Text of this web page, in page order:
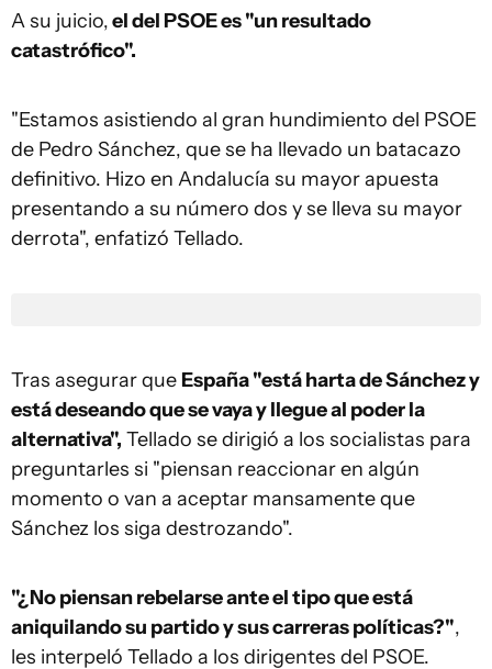
A su juicio,el del PSOE es "un resultado
catastrófico".
"Estamos asistiendo al gran hundimiento del PSOE
de Pedro Sánchez, que se ha llevado un batacazo
definitivo. Hizo en Andalucía su mayor apuesta
presentando a su número dos y se lleva su mayor
derrota", enfatizó Tellado.
Tras asegurar que España "está harta de Sánchez y
está deseando que se vaya y llegue al poder la
alternativa", Tellado se dirigió a los socialistas para
preguntarles si "piensan reaccionar en algún
momento o van a aceptar mansamente que
Sánchez los siga destrozando".
"¿No piensan rebelarse ante el tipo que está
aniquilando su partido y sus carreras políticas?",
les interpeló Tellado a los dirigentes del PSOE.